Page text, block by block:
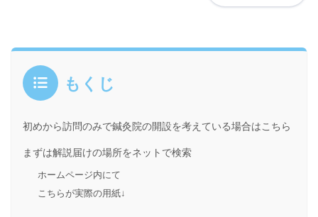
もくじ
初めから訪問のみで鍼灸院の開設を考えている場合はこちら
まずは解説届けの場所をネットで検索
ホームページ内にて
こちらが実際の用紙↓